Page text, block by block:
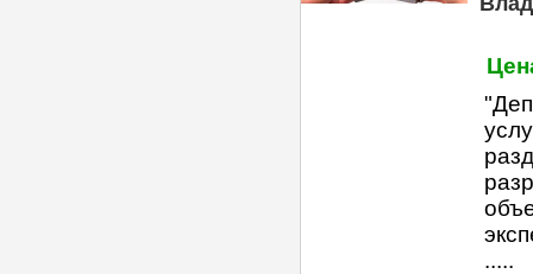
.....